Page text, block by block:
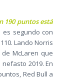
190 puntos está
es segundo con
Lando Norris
McLaren que
2019. En
Red Bull a